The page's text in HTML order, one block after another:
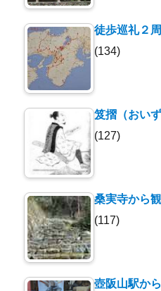
徒歩巡礼２
(134)
笈摺（おい
(127)
桑実寺から
(117)
壺阪山駅か